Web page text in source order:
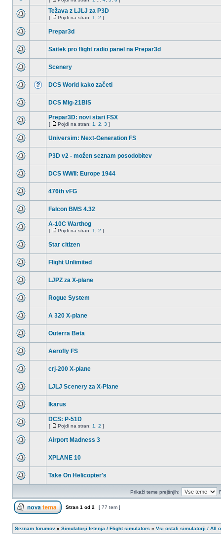
Težava z LJLJ za P3D
[ Pojdi na stran: 1 2 ]
Prepar3d
Saitek pro flight radio panel na Prepar3d
Scenery
DCS World kako začeti
DCS Mig-21BIS
Prepar3D: novi stari FSX
[ Pojdi na stran: 1 2 3 ]
Universim: Next-Generation FS
P3D v2 - možen seznam posodobitev
DCS WWII: Europe 1944
476th vFG
Falcon BMS 4.32
A-10C Warthog
[ Pojdi na stran: 1 2 ]
Star citizen
Flight Unlimited
LJPZ za X-plane
Rogue System
A 320 X-plane
Outerra Beta
Aerofly FS
crj-200 X-plane
LJLJ Scenery za X-Plane
Ikarus
DCS: P-51D
[ Pojdi na stran: 1 2 ]
Airport Madness 3
XPLANE 10
Take On Helicopter's
Prikaži teme prejšnjih:
Stran 1 od 2 [ 77 tem ]
Seznam forumov » Simulatorji letenja / Flight simulators » Vsi ostali simulatorji / All